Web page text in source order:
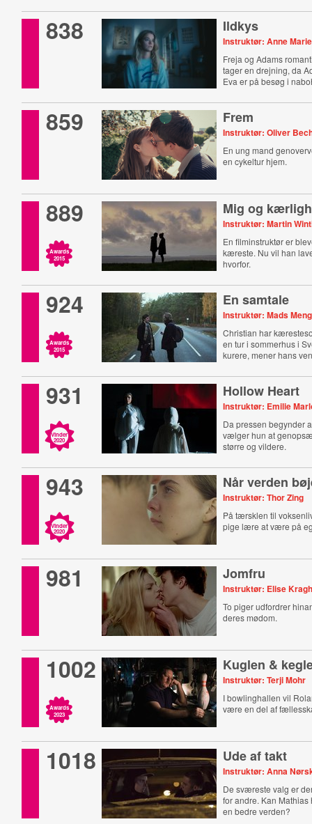
838 Ildkys
Instruktør: Anne
Freja og Adams
tager en drejning, da
Eva er på besøg i
859 Frem
Instruktør: Oliver
En ung mand
en cykeltur hjem.
889
Awards
2015
Mig og
Instruktør: Martin
En filminstruktør er
kæreste. Nu vil han
hvorfor.
924
Awards
2015
En samtale
Instruktør: Mads
Christian har
en tur i sommerhus i
kurere, mener hans
931
Vinder
2020
Hollow Heart
Instruktør: Emilie
Da pressen begynder
vælger hun at
større og vildere.
943
Vinder
2020
Når verden
Instruktør: Thor Zing
På tærsklen til
pige lære at være på
981 Jomfru
Instruktør: Elise
To piger udfordrer
deres mødom.
1002
Awards
2023
Kuglen &
Instruktør: Terji Mohr
I bowlinghallen vil
være en del af
1018 Ude af takt
Instruktør: Anna
De sværeste valg er
for andre. Kan
en bedre verden?